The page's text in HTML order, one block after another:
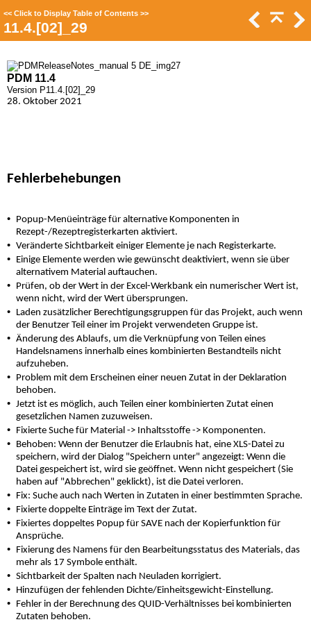
<< Click to Display Table of Contents >>
11.4.[02]_29
PDM 11.4
Version P11.4.[02]_29
28. Oktober 2021
Fehlerbehebungen
• Popup-Menüeinträge für alternative Komponenten in
Rezept-/Rezeptregisterkarten aktiviert.
• Veränderte Sichtbarkeit einiger Elemente je nach Registerkarte.
• Einige Elemente werden wie gewünscht deaktiviert, wenn sie über
alternativem Material auftauchen.
• Prüfen, ob der Wert in der Excel-Werkbank ein numerischer Wert ist,
wenn nicht, wird der Wert übersprungen.
• Laden zusätzlicher Berechtigungsgruppen für das Projekt, auch wenn
der Benutzer Teil einer im Projekt verwendeten Gruppe ist.
• Änderung des Ablaufs, um die Verknüpfung von Teilen eines
Handelsnamens innerhalb eines kombinierten Bestandteils nicht
aufzuheben.
• Problem mit dem Erscheinen einer neuen Zutat in der Deklaration
behoben.
• Jetzt ist es möglich, auch Teilen einer kombinierten Zutat einen
gesetzlichen Namen zuzuweisen.
• Fixierte Suche für Material -> Inhaltsstoffe -> Komponenten.
• Behoben: Wenn der Benutzer die Erlaubnis hat, eine XLS-Datei zu
speichern, wird der Dialog "Speichern unter" angezeigt: Wenn die
Datei gespeichert ist, wird sie geöffnet. Wenn nicht gespeichert (Sie
haben auf "Abbrechen" geklickt), ist die Datei verloren.
• Fix: Suche auch nach Werten in Zutaten in einer bestimmten Sprache.
• Fixierte doppelte Einträge im Text der Zutat.
• Fixiertes doppeltes Popup für SAVE nach der Kopierfunktion für
Ansprüche.
• Fixierung des Namens für den Bearbeitungsstatus des Materials, das
mehr als 17 Symbole enthält.
• Sichtbarkeit der Spalten nach Neuladen korrigiert.
• Hinzufügen der fehlenden Dichte/Einheitsgewicht-Einstellung.
• Fehler in der Berechnung des QUID-Verhältnisses bei kombinierten
Zutaten behoben.